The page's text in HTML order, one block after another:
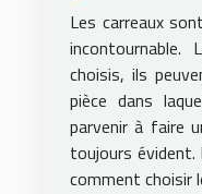
Les carreaux
incontournable.
choisis, ils
pièce dans
parvenir à faire
toujours évident.
comment choisir